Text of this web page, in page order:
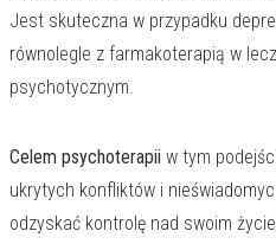
Jest skuteczna w przypadku
równolegle z farmakoterapią w
psychotycznym.
Celem psychoterapii w tym
ukrytych konfliktów i
odzyskać kontrolę nad swoim